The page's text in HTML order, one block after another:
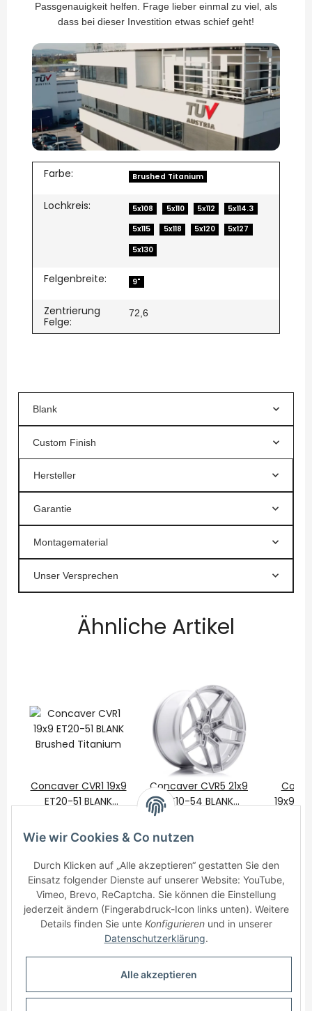
Passgenauigkeit helfen. Frage lieber einmal zu viel, als
dass bei dieser Investition etwas schief geht!
Farbe: Brushed Titanium
Lochkreis: 5x108 5x110 5x112
5x114.3
5x115
5x118 5x120
5x127
5x130
Felgenbreite: 9"
Zentrierung
Felge:
72,6
Blank
Custom Finish
Hersteller
Garantie
Montagematerial
Unser Versprechen
Ähnliche Artikel
Concaver CVR1 19x9
ET20-51 BLANK
Concaver CVR5 21x9
ET10-54 BLANK
Brushed Titanium
19x9
Informationen
Wie wir Cookies & Co nutzen
Durch Klicken auf „Alle akzeptieren“ gestatten Sie den
Einsatz folgender Dienste auf unserer Website: YouTube,
Vimeo, Brevo, ReCaptcha. Sie können die Einstellung
jederzeit ändern (Fingerabdruck-Icon links unten). Weitere
Details finden Sie unte Konfigurierenund in unserer
Datenschutzerklärung.
Alle akzeptieren